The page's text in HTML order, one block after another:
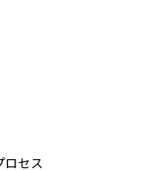
ロセス